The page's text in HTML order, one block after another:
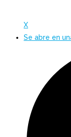
X
Se abre en